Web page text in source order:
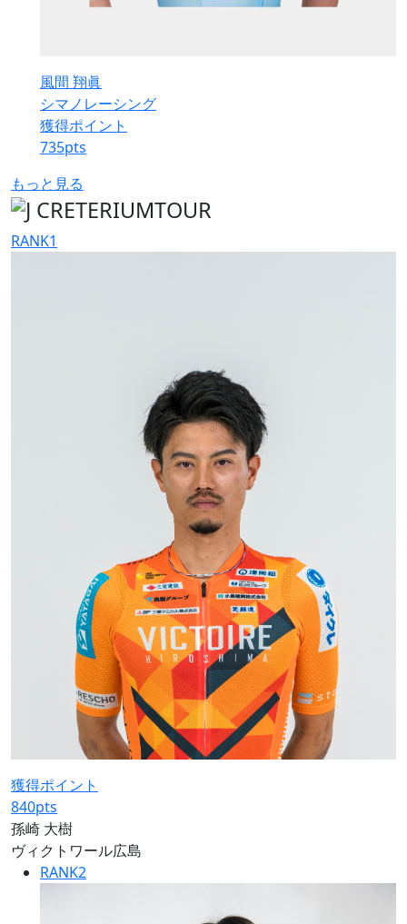
風間 翔眞
シマノレーシング
獲得ポイント
735pts
もっと見る
RANK1
獲得ポイント
840pts
孫崎 大樹
ヴィクトワール広島
RANK2